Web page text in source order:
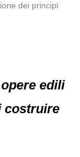
dei principi
edili
costruire